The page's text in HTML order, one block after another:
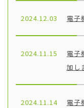
2024.12.03 電子
2024.11.15
電子
加し
2024.11.14
電子